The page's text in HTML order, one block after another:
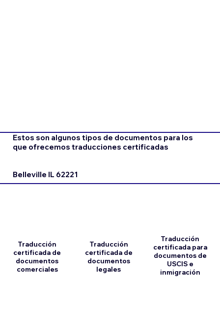
Estos son algunos tipos de documentos para los
que ofrecemos traducciones certificadas
Belleville IL 62221
Traducción
certificada de
documentos
comerciales
Traducción
certificada de
documentos
legales
Traducción
certificada para
documentos de
USCIS e
inmigración